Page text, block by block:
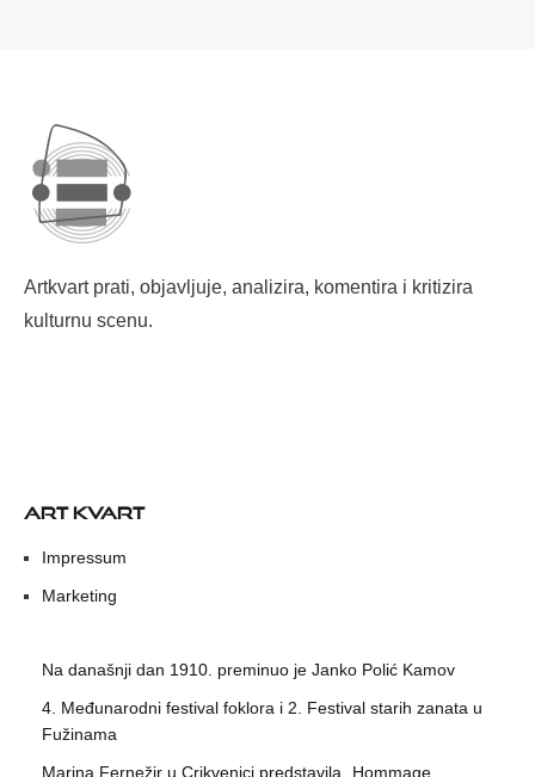
Artkvart prati, objavljuje, analizira, komentira i kritizira
kulturnu scenu.
ART KVART
Impressum
Marketing
Na današnji dan 1910. preminuo je Janko Polić Kamov
4. Međunarodni festival foklora i 2. Festival starih zanata u
Fužinama
Marina Fernežir u Crikvenici predstavila „Hommage